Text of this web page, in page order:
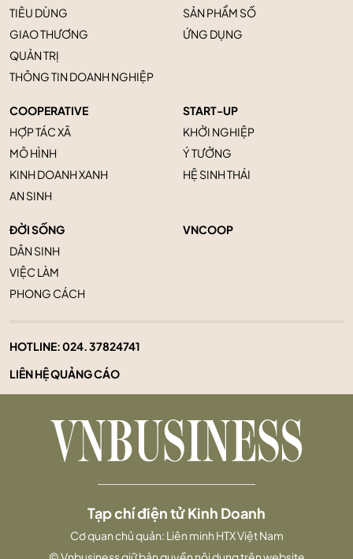
TIÊU DÙNG
GIAO THƯƠNG
QUẢN TRỊ
THÔNG TIN DOANH NGHIỆP
SẢN PHẨM SỐ
ỨNG DỤNG
COOPERATIVE
HỢP TÁC XÃ
MÔ HÌNH
KINH DOANH XANH
AN SINH
START-UP
KHỞI NGHIỆP
Ý TƯỞNG
HỆ SINH THÁI
ĐỜI SỐNG
DÂN SINH
VIỆC LÀM
PHONG CÁCH
VNCOOP
HOTLINE:024. 37824741
LIÊN HỆ QUẢNG CÁO
Tạp chí điện tử Kinh Doanh
Cơ quan chủ quản: Liên minh HTX Việt Nam